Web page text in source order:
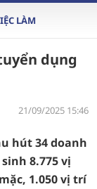
LÀM
dụng
21/09/2025 15:46
hút 34 doanh
8.775 vị
1.050 vị trí